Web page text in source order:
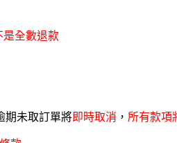
是全數退款
期未取訂單將即時取消 ， 所有款項